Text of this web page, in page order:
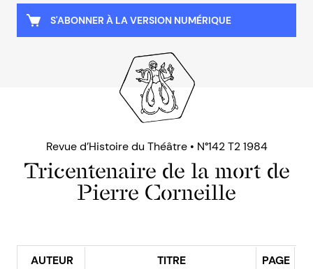
S'ABONNER À LA VERSION NUMÉRIQUE
Revue d’Histoire du Théâtre • N°142 T2 1984
Tricentenaire de la mort de
Pierre Corneille
AUTEUR TITRE PAGE